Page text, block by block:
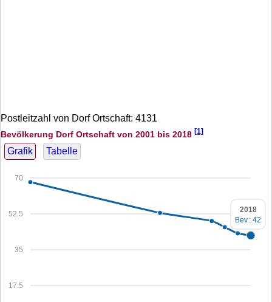
Postleitzahl von Dorf Ortschaft: 4131
Bevölkerung Dorf Ortschaft von 2001 bis 2018 [1]
Grafik Tabelle
17.5
35
52.5
70
2018
Bev.: 42